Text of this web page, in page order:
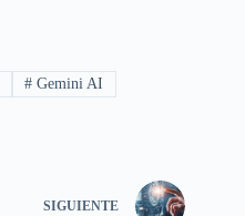
# Gemini AI
SIGUIENTE